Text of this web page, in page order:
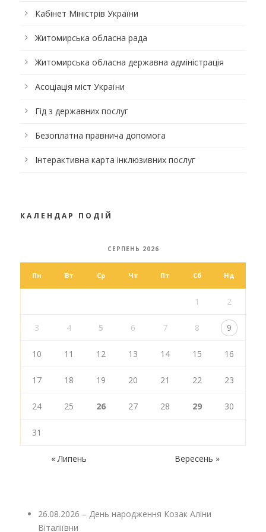
Кабінет Міністрів України
Житомирська обласна рада
Житомирська обласна державна адміністрація
Асоціація міст України
Гід з державних послуг
Безоплатна правнича допомога
Інтерактивна карта інклюзивних послуг
КАЛЕНДАР ПОДІЙ
СЕРПЕНЬ 2026
Пн Вт Ср Чт Пт Сб Нд
1 2
3 4 5 6 7 8 9
10 11 12 13 14 15 16
17 18 19 20 21 22 23
24 25 26 27 28 29 30
31
« Липень Вересень »
26.08.2026 – День народження Козак Аліни
Віталіївни